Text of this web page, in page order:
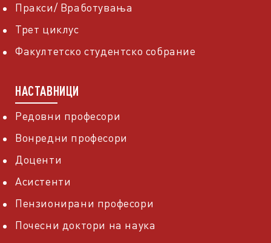
Пракси/ Вработувања
Трет циклус
Факултетско студентско собрание
НАСТАВНИЦИ
Редовни професори
Вонредни професори
Доценти
Асистенти
Пензионирани професори
Почесни доктори на наука